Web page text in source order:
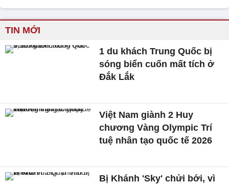
TIN MỚI
1 du khách Trung Quốc bị
sóng biển cuốn mất tích ở
Đắk Lắk
Việt Nam giành 2 Huy
chương Vàng Olympic Trí
tuệ nhân tạo quốc tế 2026
Bị Khánh 'Sky' chửi bới, vì